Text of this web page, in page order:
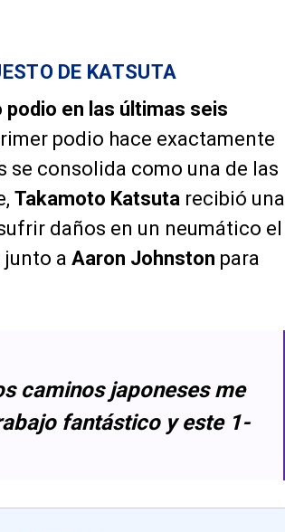
DE KATSUTA
podio en las últimas seis
podio hace exactamente
se consolida como una de las
Takamoto Katsuta recibió una
daños en un neumático el
junto a Aaron Johnston para
caminos japoneses me
fantástico y este 1-